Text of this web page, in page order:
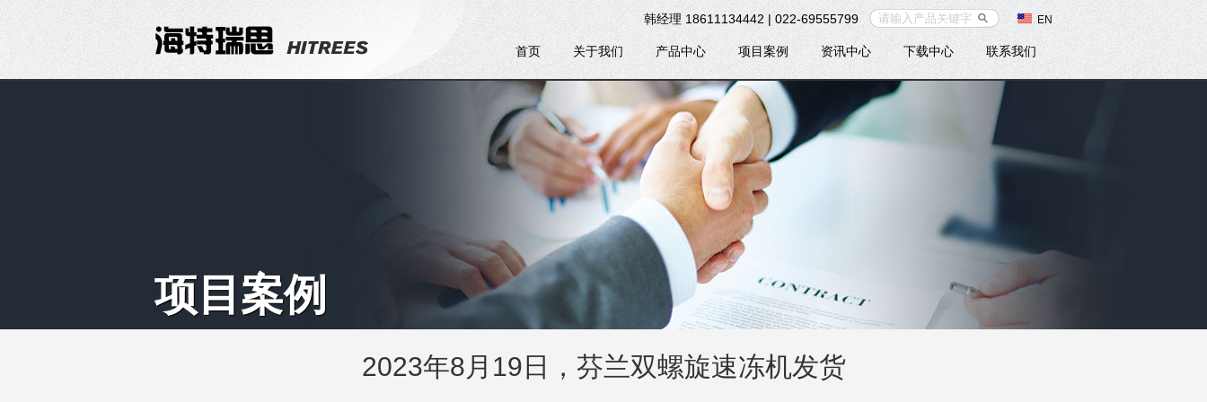
韩经理 18611134442 | 022-69555799 EN
首页 关于我们 产品中心 项目案例 资讯中心 下载中心 联系我们
项目案例
2023年8月19日，芬兰双螺旋速冻机发货